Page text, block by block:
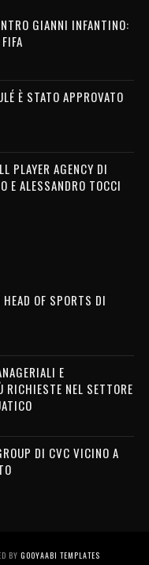
GIANNI INFANTINO:
È STATO APPROVATO
PLAYER AGENCY DI
E ALESSANDRO TOCCI
OF SPORTS DI
E
RICHIESTE NEL SETTORE
DI CVC VICINO A
BY GOOYAABI TEMPLATES